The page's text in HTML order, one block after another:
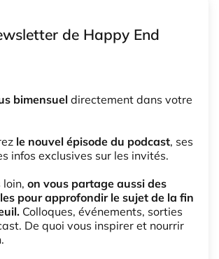
de Happy End
bimensuel directement dans votre
le nouvel épisode du podcast, ses
infos exclusives sur les invités.
loin, on vous partage aussi des
pour approfondir le sujet de la fin
Colloques, événements, sorties
De quoi vous inspirer et nourrir